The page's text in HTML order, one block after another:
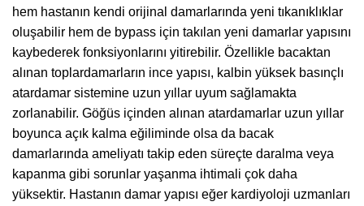
hem hastanın kendi orijinal damarlarında yeni tıkanıklıklar
oluşabilir hem de bypass için takılan yeni damarlar yapısını
kaybederek fonksiyonlarını yitirebilir. Özellikle bacaktan
alınan toplardamarların ince yapısı, kalbin yüksek basınçlı
atardamar sistemine uzun yıllar uyum sağlamakta
zorlanabilir. Göğüs içinden alınan atardamarlar uzun yıllar
boyunca açık kalma eğiliminde olsa da bacak
damarlarında ameliyatı takip eden süreçte daralma veya
kapanma gibi sorunlar yaşanma ihtimali çok daha
yüksektir. Hastanın damar yapısı eğer kardiyoloji uzmanları